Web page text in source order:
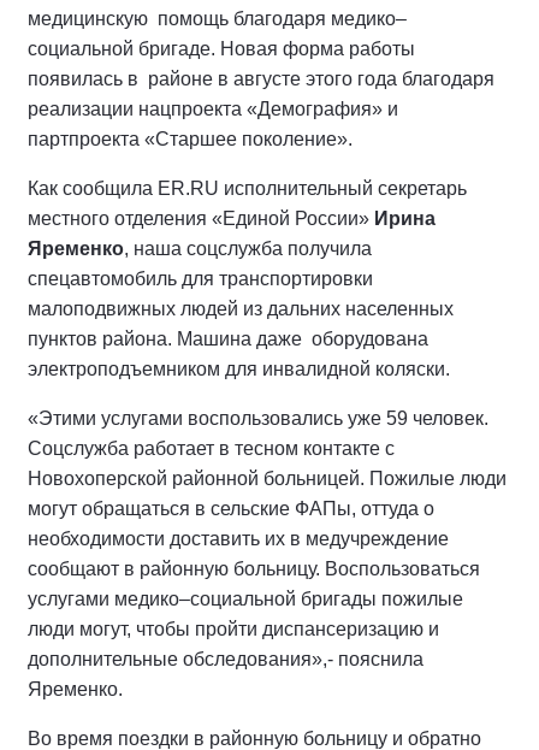
медицинскую помощь благодаря медико–
социальной бригаде. Новая форма работы
появилась в районе в августе этого года благодаря
реализации нацпроекта «Демография» и
партпроекта «Старшее поколение».
Как сообщила ER.RU исполнительный секретарь
местного отделения «Единой России» Ирина
Яременко, наша соцслужба получила
спецавтомобиль для транспортировки
малоподвижных людей из дальних населенных
пунктов района. Машина даже оборудована
электроподъемником для инвалидной коляски.
«Этими услугами воспользовались уже 59 человек.
Соцслужба работает в тесном контакте с
Новохоперской районной больницей. Пожилые люди
могут обращаться в сельские ФАПы, оттуда о
необходимости доставить их в медучреждение
сообщают в районную больницу. Воспользоваться
услугами медико–социальной бригады пожилые
люди могут, чтобы пройти диспансеризацию и
дополнительные обследования»,- пояснила
Яременко.
Во время поездки в районную больницу и обратно